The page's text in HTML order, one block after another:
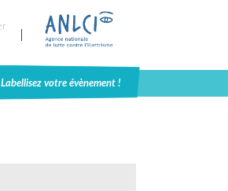
Labellisez votre évènement !